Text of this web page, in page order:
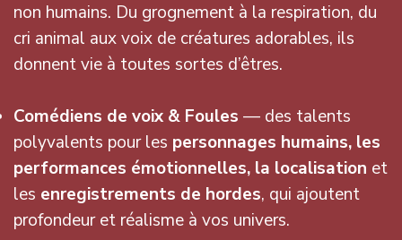
non humains. Du grognement à la respiration, du
cri animal aux voix de créatures adorables, ils
donnent vie à toutes sortes d’êtres.
Comédiens de voix & Foules — des talents
polyvalents pour les personnages humains, les
performances émotionnelles, la localisation et
les enregistrements de hordes, qui ajoutent
profondeur et réalisme à vos univers.